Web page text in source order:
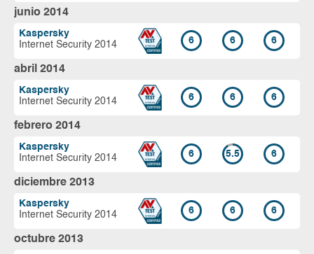
junio 2014
Kaspersky
Internet Security 2014
6 6 6
abril 2014
Kaspersky
Internet Security 2014
6 6 6
febrero 2014
Kaspersky
Internet Security 2014
6 5.5 6
diciembre 2013
Kaspersky
Internet Security 2014
6 6 6
octubre 2013